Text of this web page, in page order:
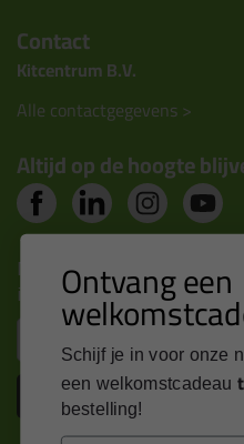
Contact
Kitcentrum B.V.
Alle contactgegevens >
Altijd op de hoogte
Nieuws, tips en exclusieve
inbox Ontvang een
Schijf je in voor onze
een welkomstcadeau
bestelling!